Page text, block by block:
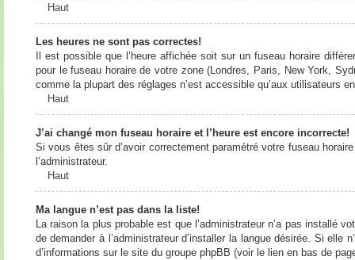
Haut
Les heures ne sont pas correctes!
Il est possible que l’heure affichée soit sur un fuseau horaire
pour le fuseau horaire de votre zone (Londres, Paris, New York,
comme la plupart des réglages n’est accessible qu’aux utilisateurs
Haut
J’ai changé mon fuseau horaire et l’heure est encore incorrecte!
Si vous êtes sûr d’avoir correctement paramétré votre fuseau
l’administrateur.
Haut
Ma langue n’est pas dans la liste!
La raison la plus probable est que l’administrateur n’a pas installé
de demander à l’administrateur d’installer la langue désirée. Si
d’informations sur le site du groupe phpBB (voir le lien en bas de